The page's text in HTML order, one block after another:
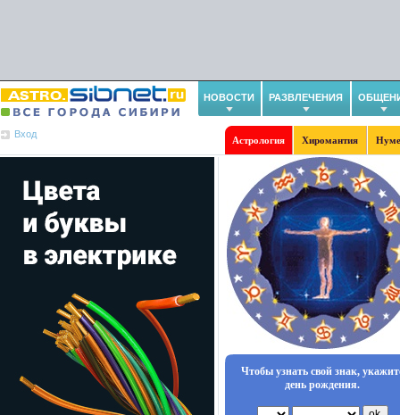
НОВОСТИ РАЗВЛЕЧЕНИЯ
Вход
Астрология Хиромантия
Чтобы узнать свой знак,
день рождения.